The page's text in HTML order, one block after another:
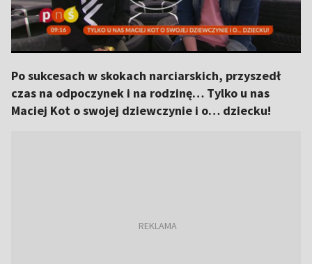
Po sukcesach w skokach narciarskich, przyszedł
czas na odpoczynek i na rodzinę… Tylko u nas
Maciej Kot o swojej dziewczynie i o… dziecku!